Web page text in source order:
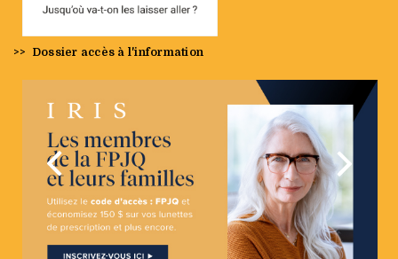
>> Dossier accès à l'information
Précédent